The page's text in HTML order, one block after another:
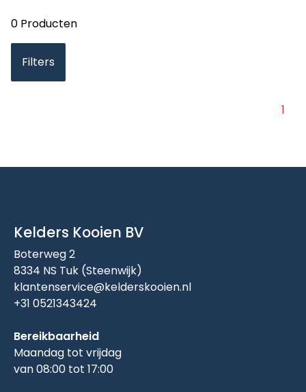
0 Producten
Filters
1
Kelders Kooien BV
Boterweg 2
8334 NS Tuk (Steenwijk)
klantenservice@kelderskooien.nl
+31 0521343424
Bereikbaarheid
Maandag tot vrijdag
van 08:00 tot 17:00